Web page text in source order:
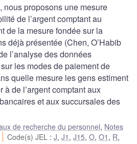
nous proposons une mesure
de l’argent comptant au
de la mesure fondée sur la
déjà présentée (Chen, O’Habib
l’analyse des données
les modes de paiement de
quelle mesure les gens estiment
à de l’argent comptant aux
et aux succursales des
de recherche du personnel, Notes
Code(s) JEL :J,J1 ,J15,O,O1 , R,